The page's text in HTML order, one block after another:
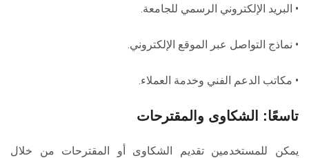
• البريد الإلكتروني الرسمي للجامعة.
• نماذج التواصل عبر الموقع الإلكتروني.
• مكاتب الدعم الفني وخدمة العملاء.
تاسعًا: الشكاوى والمقترحات
يمكن للمستخدمين تقديم الشكاوى أو المقترحات من خلال